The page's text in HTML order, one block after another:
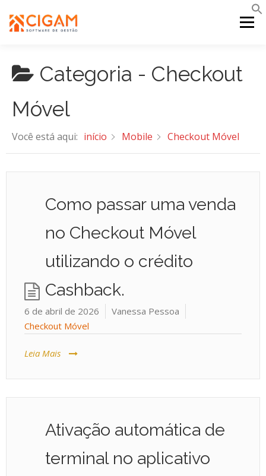
para
Menu
INÍCIO NOVIDADES DA VERSÃO
PORTAL WEB
Categoria - Checkout
Móvel
Você está aqui: início Mobile Checkout Móvel
Como passar uma venda
no Checkout Móvel
utilizando o crédito
Cashback.
6 de abril de 2026
Vanessa Pessoa
Checkout Móvel
Leia Mais
Ativação automática de
terminal no aplicativo